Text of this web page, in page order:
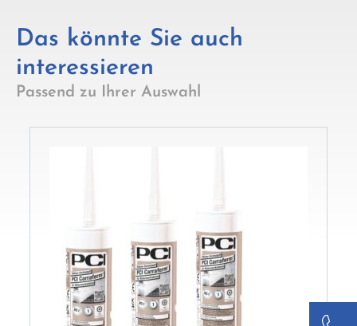
Das könnte Sie auch
interessieren